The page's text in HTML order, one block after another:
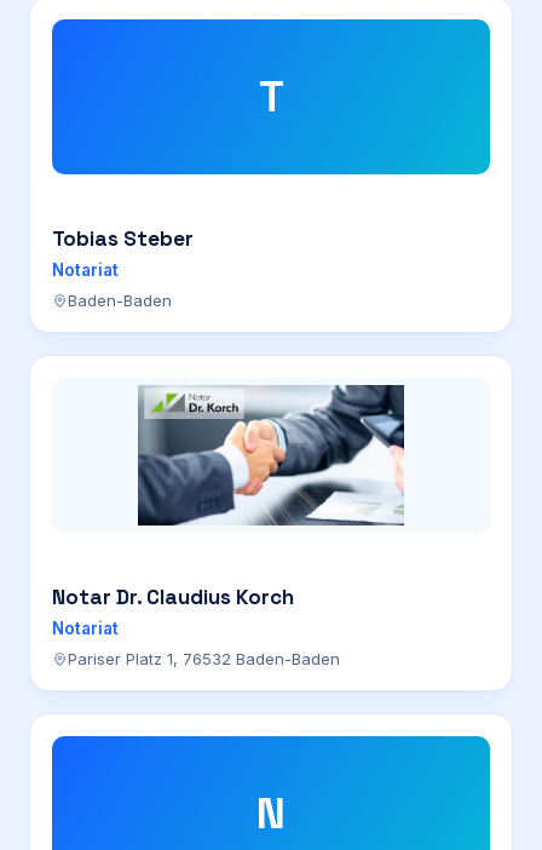
T
Tobias Steber
Notariat
Baden-Baden
Notar Dr. Claudius Korch
Notariat
Pariser Platz 1, 76532 Baden-Baden
N